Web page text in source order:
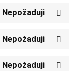
Nepožaduji
Nepožaduji
Nepožaduji